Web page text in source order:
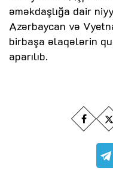
əməkdaşlığa dair
Azərbaycan və
birbaşa əlaqələrin
aparılıb.